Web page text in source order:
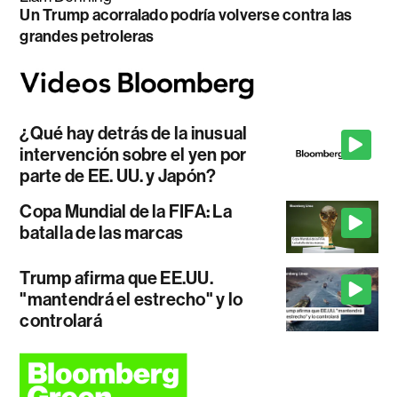
Un Trump acorralado podría volverse contra las
grandes petroleras
¿Qué hay detrás de la inusual
intervención sobre el yen por
parte de EE. UU. y Japón?
Copa Mundial de la FIFA: La
batalla de las marcas
Trump afirma que EE.UU.
"mantendrá el estrecho" y lo
controlará